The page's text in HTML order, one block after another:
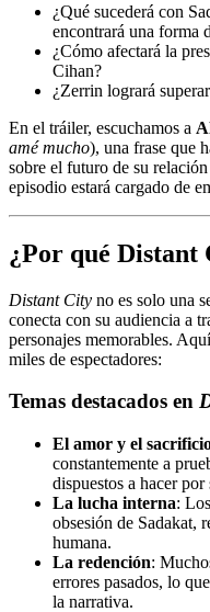
¿Qué sucederá con
encontrará una forma
¿Cómo afectará la
Cihan?
¿Zerrin logrará
En el tráiler, escuchamos a
amé mucho), una frase que
sobre el futuro de su
episodio estará cargado de
¿Por qué Distant
Distant City no es solo una
conecta con su audiencia a
personajes memorables.
miles de espectadores:
Temas destacados en
El amor y el
constantemente a
dispuestos a hacer por
La lucha interna:
obsesión de Sadakat,
humana.
La redención:
errores pasados, lo
la narrativa.